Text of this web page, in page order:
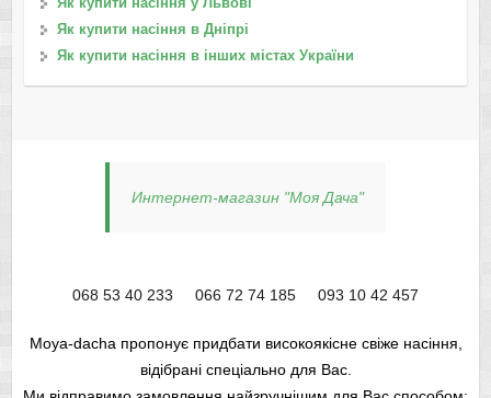
Як купити насіння в Дніпрі
Як купити насіння в інших містах України
Интернет-магазин "Моя Дача"
068 53 40 233 066 72 74 185 093 10 42 457
Moya-dacha пропонує придбати високоякісне свіже насіння,
відібрані спеціально для Вас.